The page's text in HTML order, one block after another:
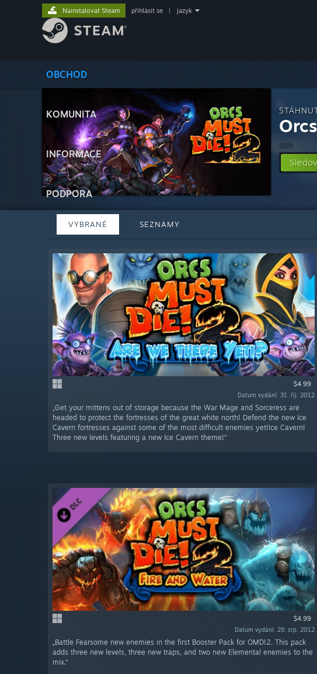
OBCHOD
KOMUNITA
INFORMACE
PODPORA
Nainstalovat Steam přihlásit se jazyk
VYBRANÉ SEZNAMY
$4.99
Datum vydání: 31. říj. 2012
„Get your mittens out of storage because the War Mage and Sorceress are
headed to protect the fortresses of the great white north! Defend the new Ice
Cavern fortresses against some of the most difficult enemies yet!Ice Cavern!
Three new levels featuring a new Ice Cavern theme!“
$4.99
Datum vydání: 29. srp. 2012
„Battle Fearsome new enemies in the first Booster Pack for OMD!2. This pack
adds three new levels, three new traps, and two new Elemental enemies to the
mix.“